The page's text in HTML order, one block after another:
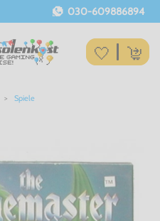
030-609886894
Spiele